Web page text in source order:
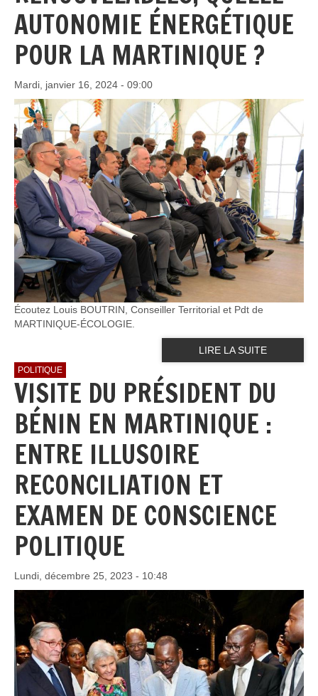
AUTONOMIE ÉNERGÉTIQUE
POUR LA MARTINIQUE ?
Mardi, janvier 16, 2024 - 09:00
Écoutez Louis BOUTRIN, Conseiller Territorial et Pdt de
MARTINIQUE-ÉCOLOGIE.
LIRE LA SUITE
POLITIQUE
VISITE DU PRÉSIDENT DU
BÉNIN EN MARTINIQUE :
ENTRE ILLUSOIRE
RECONCILIATION ET
EXAMEN DE CONSCIENCE
POLITIQUE
Lundi, décembre 25, 2023 - 10:48